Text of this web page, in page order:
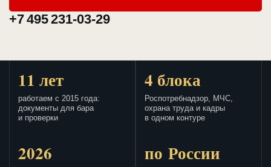
+7 495 231-03-29
11 лет
работаем с 2015 года:
документы для бара
и проверки
4 блока
Роспотребнадзор, МЧС,
охрана труда и кадры
в одном контуре
2026 по России